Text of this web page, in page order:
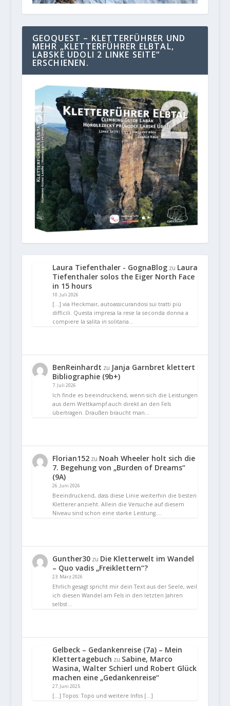
GEOQUEST – KLETTERFÜHRER UND
MEHR „KLETTERFÜHRER ELBTAL,
LABSKE UDOLI 2 LINKE SEITE“
ERSCHIENEN.
Laura Tiefenthaler - GognaBlogzu Laura
Tiefenthaler solos the Eiger North Face
in 15 hours
10. Juli 2026
[…] via Heckmair, autoassicurandosi sui tratti più
difficili. Questa impresa la rese la seconda donna a
compiere la salita in solitaria…
BenReinhardt zu Janja Garnbret klettert
Bibliographie (9b+)
7. Juli 2026
Ich finde es beeindruckend, wenn sich die Leistungen
aus dem Wettkampf auch direkt an den Fels
übertragen. Draußen braucht man…
Florian152zu Noah Wheeler holt sich die
7. Begehung von „Burden of Dreams“
(9A)
26. Juni 2026
Beeindruckend, dass diese Linie weiterhin die besten
Kletterer anzieht. Allein die Versuche auf diesem
Niveau sind schon eine starke Leistung.…
Gunther30zu Die Kletterwelt im Wandel
– Quo vadis „Freiklettern“?
23. März 2026
Ehrlich gesagt spricht mir dein Text aus der Seele, weil
ich diesen Wandel am Fels in den letzten Jahren
selbst…
Gelbeck – Gedankenreise (7a) – Mein
Klettertagebuch zu Sabine, Marco
Wasina, Walter Schierl und Robert Glück
machen eine „Gedankenreise“
27. Juni 2025
[…] Topos: Topo und weitere Infos […]